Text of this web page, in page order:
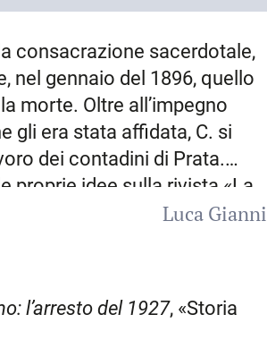
consacrazione sacerdotale,
nel gennaio del 1896, quello
morte. Oltre all’impegno
gli era stata affidata, C. si
dei contadini di Prata.
proprie idee sulla rivista «La
1944), favorendo nella sua
denunciando lo stato di
nulla per migliorare le
Luca Gianni
l’arresto del 1927, «Storia